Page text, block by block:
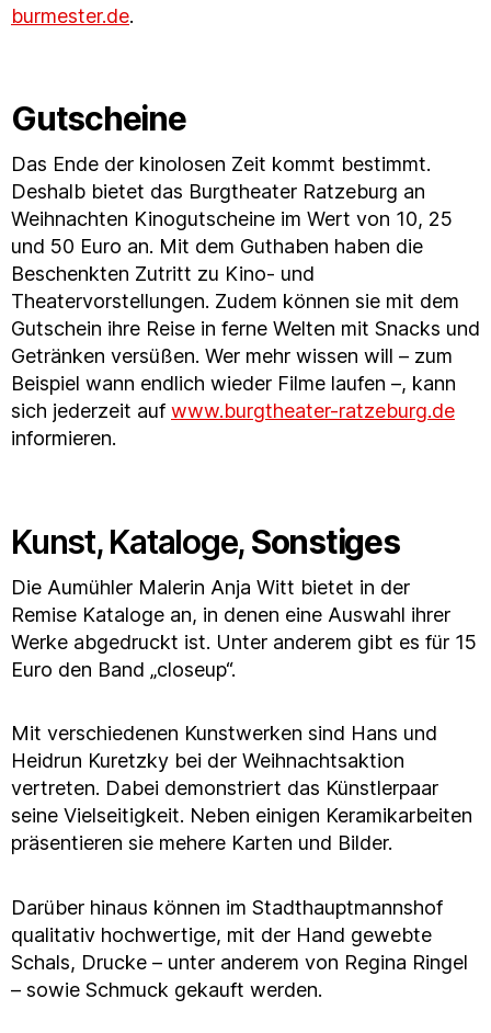
burmester.de.
Gutscheine
Das Ende der kinolosen Zeit kommt bestimmt.
Deshalb bietet das Burgtheater Ratzeburg an
Weihnachten Kinogutscheine im Wert von 10, 25
und 50 Euro an. Mit dem Guthaben haben die
Beschenkten Zutritt zu Kino- und
Theatervorstellungen. Zudem können sie mit dem
Gutschein ihre Reise in ferne Welten mit Snacks und
Getränken versüßen. Wer mehr wissen will – zum
Beispiel wann endlich wieder Filme laufen –, kann
sich jederzeit auf www.burgtheater-ratzeburg.de
informieren.
Kunst, Kataloge,Sonstiges
Die Aumühler Malerin Anja Witt bietet in der
Remise Kataloge an, in denen eine Auswahl ihrer
Werke abgedruckt ist. Unter anderem gibt es für 15
Euro den Band „closeup“.
Mit verschiedenen Kunstwerken sind Hans und
Heidrun Kuretzky bei der Weihnachtsaktion
vertreten. Dabei demonstriert das Künstlerpaar
seine Vielseitigkeit. Neben einigen Keramikarbeiten
präsentieren sie mehere Karten und Bilder.
Darüber hinaus können im Stadthauptmannshof
qualitativ hochwertige, mit der Hand gewebte
Schals, Drucke – unter anderem von Regina Ringel
– sowie Schmuck gekauft werden.